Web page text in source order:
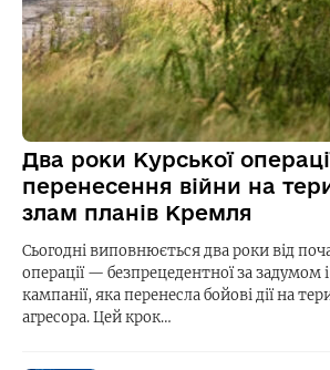
Два роки Курської
перенесення війни на
злам планів Кремля
Сьогодні виповнюється два роки від
операції — безпрецедентної за задумом
кампанії, яка перенесла бойові дії на
агресора. Цей крок…